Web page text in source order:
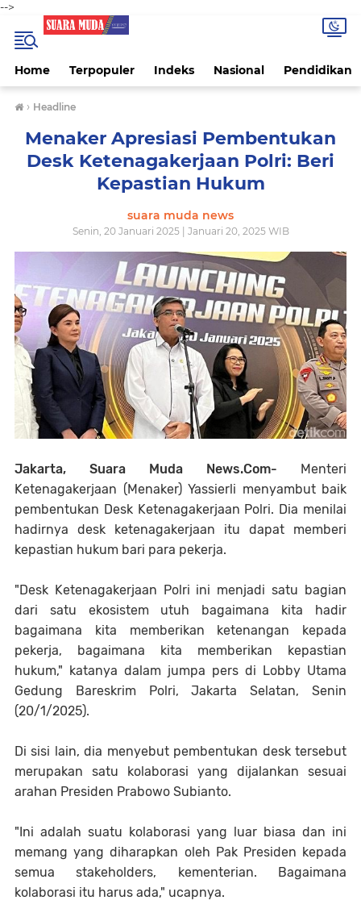
-->
Home Terpopuler Indeks Nasional Pendidikan
› Headline
Menaker Apresiasi Pembentukan
Desk Ketenagakerjaan Polri: Beri
Kepastian Hukum
suara muda news
Senin, 20 Januari 2025 | Januari 20, 2025 WIB
Jakarta, Suara Muda News.Com- Menteri
Ketenagakerjaan (Menaker) Yassierli menyambut baik
pembentukan Desk Ketenagakerjaan Polri. Dia menilai
hadirnya desk ketenagakerjaan itu dapat memberi
kepastian hukum bari para pekerja.
"Desk Ketenagakerjaan Polri ini menjadi satu bagian
dari satu ekosistem utuh bagaimana kita hadir
bagaimana kita memberikan ketenangan kepada
pekerja, bagaimana kita memberikan kepastian
hukum," katanya dalam jumpa pers di Lobby Utama
Gedung Bareskrim Polri, Jakarta Selatan, Senin
(20/1/2025).
Di sisi lain, dia menyebut pembentukan desk tersebut
merupakan satu kolaborasi yang dijalankan sesuai
arahan Presiden Prabowo Subianto.
"Ini adalah suatu kolaborasi yang luar biasa dan ini
memang yang diharapkan oleh Pak Presiden kepada
semua stakeholders, kementerian. Bagaimana
kolaborasi itu harus ada," ucapnya.